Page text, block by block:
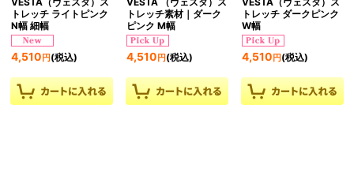
トレッチ ライトピンク
N幅 細幅
4,510 円 (税込)
トレッチ素材｜ダーク
ピンク M幅
4,510 円(税込)
トレッチ ダークピンク
W幅
4,510 円(税込)